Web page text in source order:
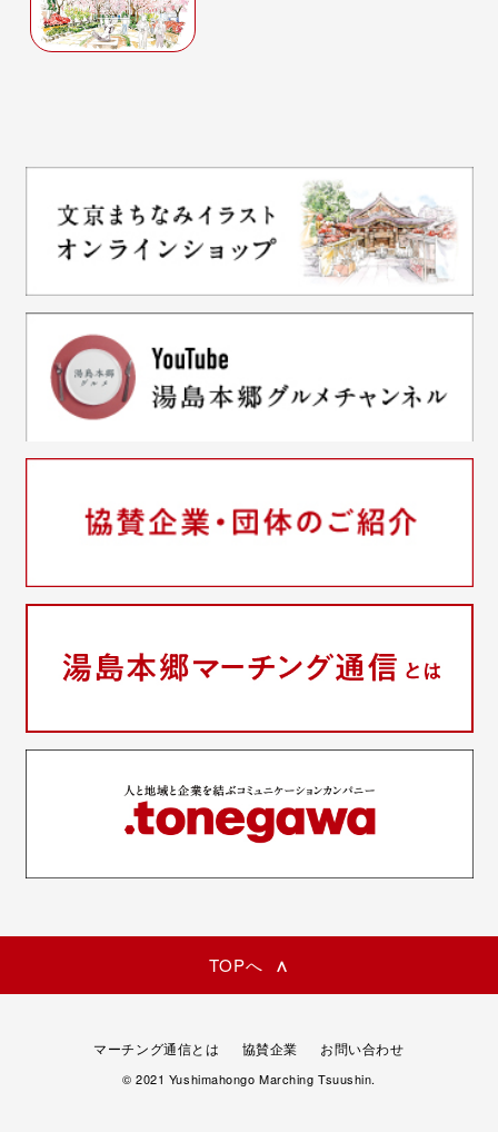
TOPへ
マーチング通信とは 協賛企業 お問い合わせ
© 2021 Yushimahongo Marching Tsuushin.